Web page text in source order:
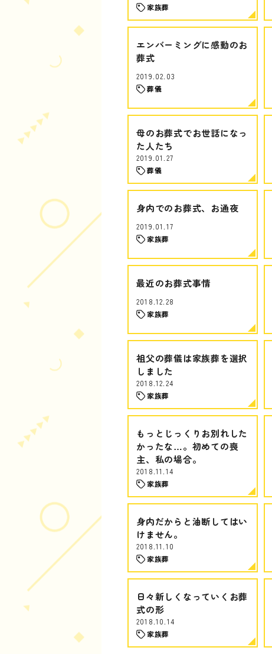
家族葬
エンバーミングに感動のお
葬式
2019.02.03
葬儀
母のお葬式でお世話になっ
た人たち
2019.01.27
葬儀
身内でのお葬式、お通夜
2019.01.17
家族葬
最近のお葬式事情
2018.12.28
家族葬
祖父の葬儀は家族葬を選択
しました
2018.12.24
家族葬
もっとじっくりお別れした
かったな…。初めての喪
主、私の場合。
2018.11.14
家族葬
身内だからと油断してはい
けません。
2018.11.10
家族葬
日々新しくなっていくお葬
式の形
2018.10.14
家族葬